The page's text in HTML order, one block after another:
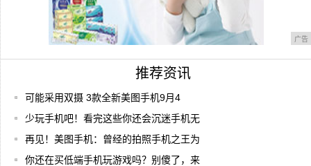
广告
推荐资讯
可能采用双摄 3款全新美图手机9月4
少玩手机吧！看完这些你还会沉迷手机无
再见！美图手机：曾经的拍照手机之王为
你还在买低端手机玩游戏吗？别傻了，来